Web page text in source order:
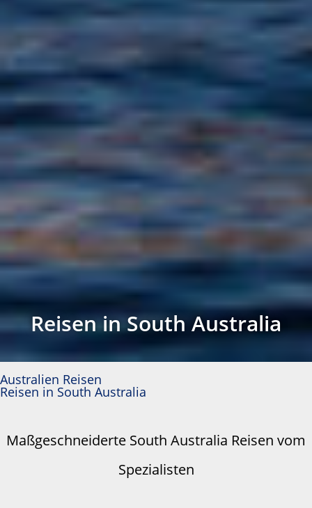
Reisen in South Australia
Australien Reisen
Reisen in South Australia
Maßgeschneiderte South Australia Reisen vom
Spezialisten